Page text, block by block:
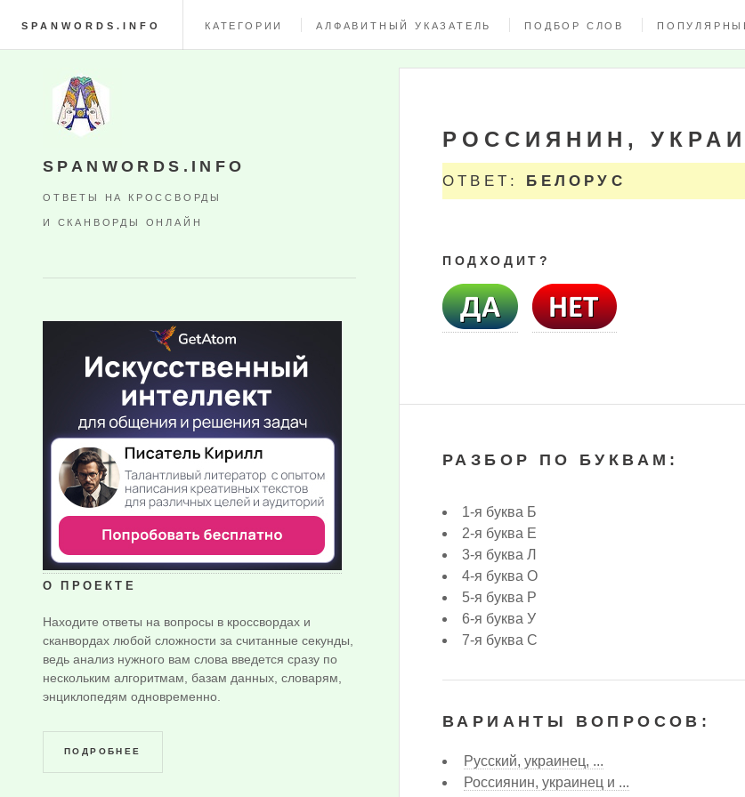
SPANWORDS.INFO КАТЕГОРИИ АЛФАВИТНЫЙ УКАЗАТЕЛЬ ПОДБОР СЛОВ
РОССИЯНИН,
ОТВЕТ: БЕЛОРУС
ПОДХОДИТ?
РАЗБОР ПО БУКВАМ:
1-я буква Б
2-я буква Е
3-я буква Л
4-я буква О
5-я буква Р
6-я буква У
7-я буква С
ВАРИАНТЫ ВОПРОСОВ:
Русский, украинец, ...
Россиянин, украинец и ...
SPANWORDS.INFO
ОТВЕТЫ НА КРОССВОРДЫ
И СКАНВОРДЫ ОНЛАЙН
О ПРОЕКТЕ
Находите ответы на вопросы в кроссвордах и
сканвордах любой сложности за считанные секунды,
ведь анализ нужного вам слова введется сразу по
нескольким алгоритмам, базам данных, словарям,
энциклопедям одновременно.
ПОДРОБНЕЕ